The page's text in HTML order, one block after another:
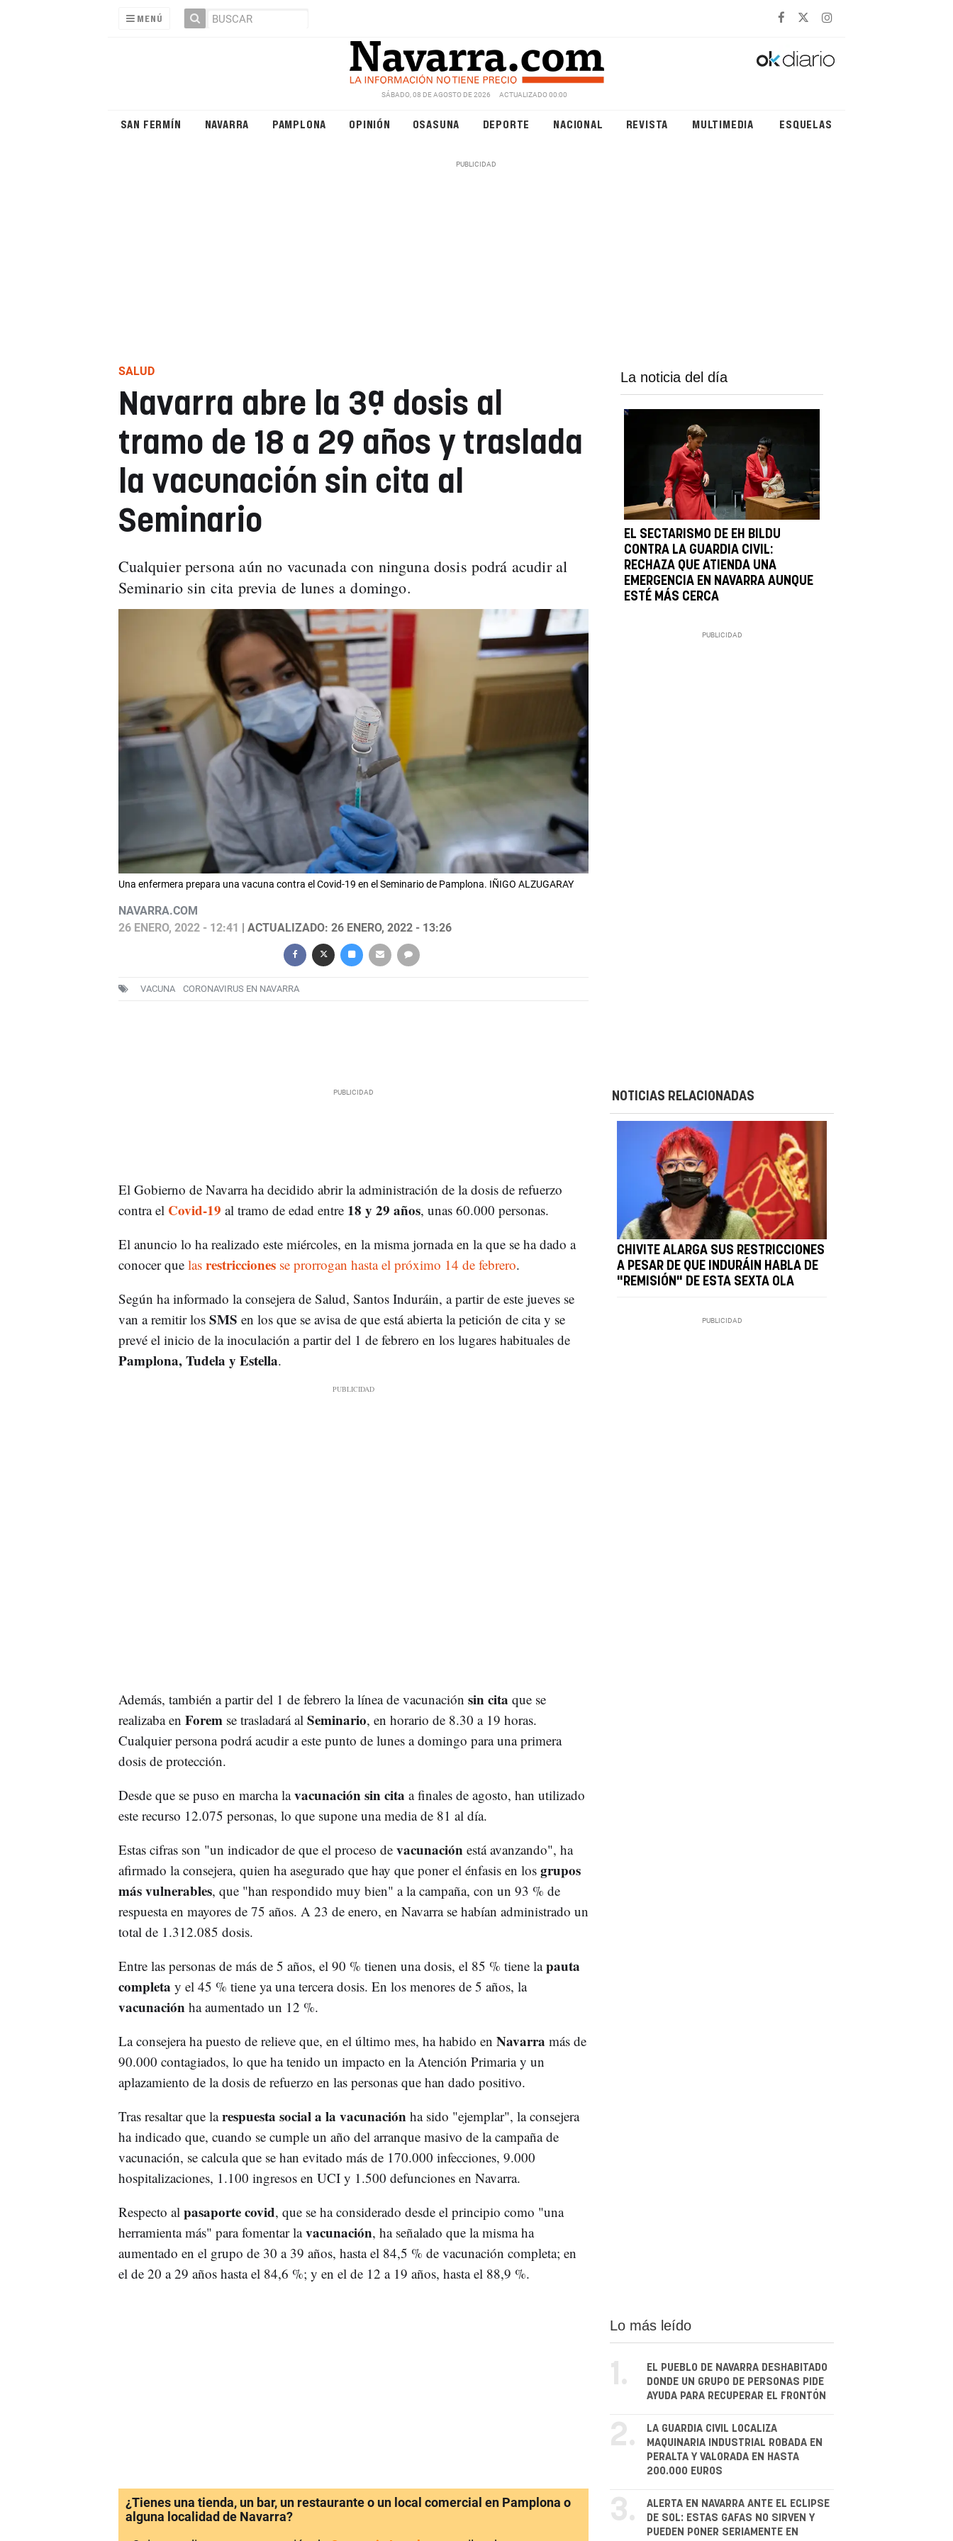
MENÚ
SÁBADO, 08 DE AGOSTO DE 2026 ACTUALIZADO 00:00
SAN FERMÍN NAVARRA PAMPLONA OPINIÓN OSASUNA DEPORTE NACIONAL REVISTA MULTIMEDIA ESQUELAS
SALUD
Navarra abre la 3ª dosis al
tramo de 18 a 29 años y traslada
la vacunación sin cita al
Seminario
Cualquier persona aún no vacunada con ninguna dosis podrá acudir al
Seminario sin cita previa de lunes a domingo.
Una enfermera prepara una vacuna contra el Covid-19 en el Seminario de Pamplona. IÑIGO ALZUGARAY
NAVARRA.COM
26 ENERO, 2022 - 12:41 | ACTUALIZADO: 26 ENERO, 2022 - 13:26
VACUNA CORONAVIRUS EN NAVARRA
La noticia del día
EL SECTARISMO DE EH BILDU
CONTRA LA GUARDIA CIVIL:
RECHAZA QUE ATIENDA UNA
EMERGENCIA EN NAVARRA AUNQUE
ESTÉ MÁS CERCA
El Gobierno de Navarra ha decidido abrir la administración de la dosis de refuerzo
contra el Covid-19 al tramo de edad entre18 y 29 años, unas 60.000 personas.
El anuncio lo ha realizado este miércoles, en la misma jornada en la que se ha dado a
conocer quelasrestriccionesse prorrogan hasta el próximo 14 de febrero.
Según ha informado la consejera de Salud, Santos Induráin, a partir de este jueves se
van a remitir los SMS en los que se avisa de que está abierta la petición de cita y se
prevé el inicio de la inoculación a partir del 1 de febrero en los lugares habituales de
Pamplona, Tudela y Estella.
Además, también a partir del 1 de febrero la línea de vacunación sin cita que se
realizaba en Forem se trasladará al Seminario, en horario de 8.30 a 19 horas.
Cualquier persona podrá acudir a este punto de lunes a domingo para una primera
dosis de protección.
Desde que se puso en marcha lavacunación sin cita a finales de agosto, han utilizado
este recurso 12.075 personas, lo que supone una media de 81 al día.
Estas cifras son "un indicador de que el proceso de vacunación está avanzando", ha
afirmado la consejera, quien ha asegurado que hay que poner el énfasis en los grupos
más vulnerables, que "han respondido muy bien" a la campaña, con un 93 % de
respuesta en mayores de 75 años. A 23 de enero, en Navarra se habían administrado un
total de 1.312.085 dosis.
Entre las personas de más de 5 años, el 90 % tienen una dosis, el 85 % tiene lapauta
completa y el 45 % tiene ya una tercera dosis. En los menores de 5 años, la
vacunación ha aumentado un 12 %.
La consejera ha puesto de relieve que, en el último mes, ha habido en Navarra más de
90.000 contagiados, lo que ha tenido un impacto en la Atención Primaria y un
aplazamiento de la dosis de refuerzo en las personas que han dado positivo.
Tras resaltar que larespuesta social a la vacunación ha sido "ejemplar", la consejera
ha indicado que, cuando se cumple un año del arranque masivo de la campaña de
vacunación, se calcula que se han evitado más de 170.000 infecciones, 9.000
hospitalizaciones, 1.100 ingresos en UCI y 1.500 defunciones en Navarra.
Respecto alpasaporte covid, que se ha considerado desde el principio como "una
herramienta más" para fomentar lavacunación, ha señalado que la misma ha
aumentado en el grupo de 30 a 39 años, hasta el 84,5 % de vacunación completa; en
el de 20 a 29 años hasta el 84,6 %; y en el de 12 a 19 años, hasta el 88,9 %.
NOTICIAS RELACIONADAS
CHIVITE ALARGA SUS RESTRICCIONES
A PESAR DE QUE INDURÁIN HABLA DE
"REMISIÓN" DE ESTA SEXTA OLA
¿Tienes una tienda, un bar, un restaurante o un local comercial en Pamplona o
alguna localidad de Navarra?
Lo más leído
1.
EL PUEBLO DE NAVARRA DESHABITADO
DONDE UN GRUPO DE PERSONAS PIDE
AYUDA PARA RECUPERAR EL FRONTÓN
2.
LA GUARDIA CIVIL LOCALIZA
MAQUINARIA INDUSTRIAL ROBADA EN
PERALTA Y VALORADA EN HASTA
200.000 EUROS
3.
ALERTA EN NAVARRA ANTE EL ECLIPSE
DE SOL: ESTAS GAFAS NO SIRVEN Y
PUEDEN PONER SERIAMENTE EN